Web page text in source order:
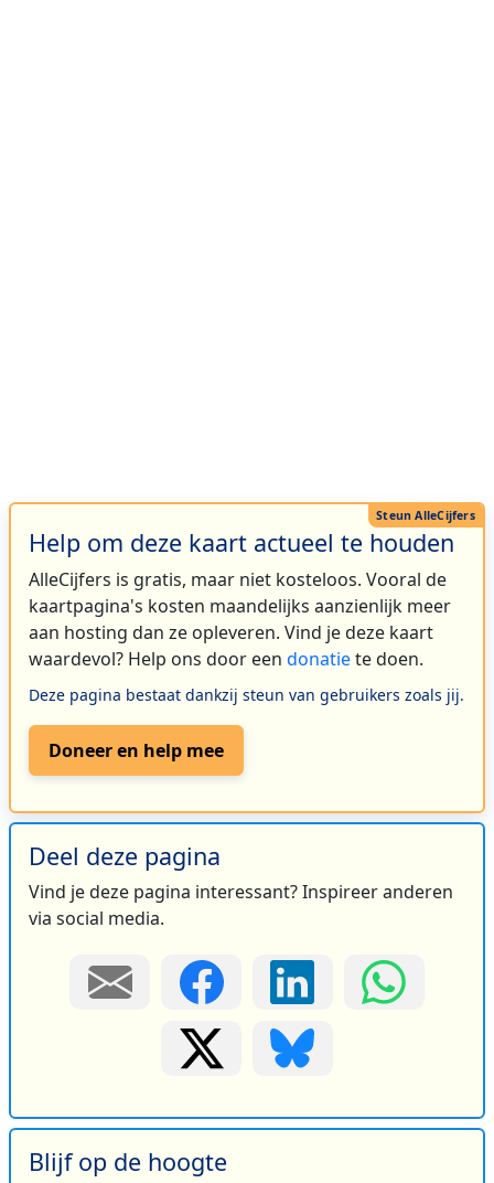
Help om deze kaart actueel te houden
AlleCijfers is gratis, maar niet kosteloos. Vooral de
kaartpagina's kosten maandelijks aanzienlijk meer
aan hosting dan ze opleveren. Vind je deze kaart
waardevol? Help ons door een donatiete doen.
Deze pagina bestaat dankzij steun van gebruikers zoals jij.
Doneer en help mee
Deel deze pagina
Vind je deze pagina interessant? Inspireer anderen
via social media.
Blijf op de hoogte